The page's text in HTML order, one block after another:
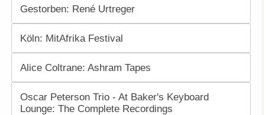
Gestorben: René Urtreger
Köln: MitAfrika Festival
Alice Coltrane: Ashram Tapes
Oscar Peterson Trio - At Baker's Keyboard
Lounge: The Complete Recordings